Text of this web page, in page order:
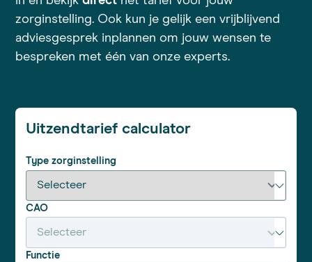
zorginstelling. Ook kun je gelijk een vrijblijvend
adviesgesprek inplannen om jouw wensen te
bespreken met één van onze experts.
Uitzendtarief calculator
Type zorginstelling
CAO
Functie